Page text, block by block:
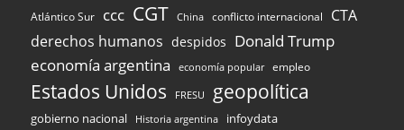
Atlántico Sur ccc CGT China conflicto internacional CTA
derechos humanos despidos Donald Trump
economía argentina
economía popular empleo
Estados Unidos FRESU geopolítica
gobierno nacional Historia argentina infoydata